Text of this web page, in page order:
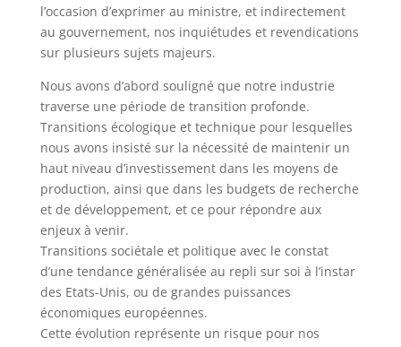
l’occasion d’exprimer au ministre, et indirectement
au gouvernement, nos inquiétudes et revendications
sur plusieurs sujets majeurs.
Nous avons d’abord souligné que notre industrie
traverse une période de transition profonde.
Transitions écologique et technique pour lesquelles
nous avons insisté sur la nécessité de maintenir un
haut niveau d’investissement dans les moyens de
production, ainsi que dans les budgets de recherche
et de développement, et ce pour répondre aux
enjeux à venir.
Transitions sociétale et politique avec le constat
d’une tendance généralisée au repli sur soi à l’instar
des Etats-Unis, ou de grandes puissances
économiques européennes.
Cette évolution représente un risque pour nos